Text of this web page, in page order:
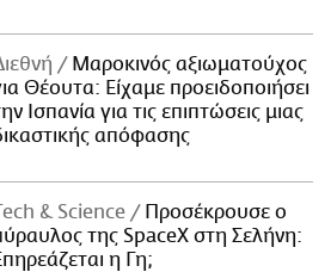
Μαροκινός αξιωματούχος
Θέουτα: Είχαμε προειδοποιήσει
Ισπανία για τις επιπτώσεις μιας
απόφασης
& Science
Προσέκρουσε ο
της SpaceX στη Σελήνη:
η Γη;